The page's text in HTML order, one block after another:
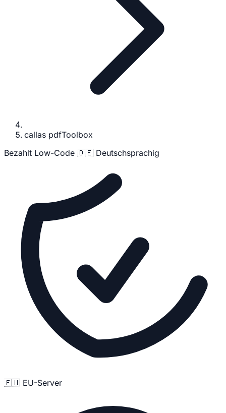
callas pdfToolbox
Bezahlt Low-Code 🇩🇪 Deutschsprachig
🇪🇺 EU-Server